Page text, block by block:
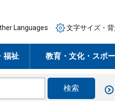
Languages 文字サイズ・
福祉 教育・文化・スポ